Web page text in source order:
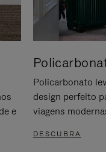
e
Policarbonato
design perfeito
viagens
DESCUBRA